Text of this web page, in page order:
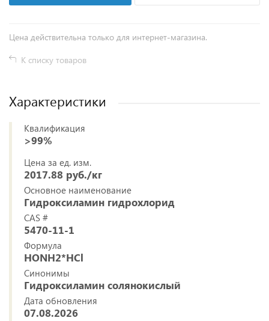
Цена действительна только для интернет-магазина.
К списку товаров
Характеристики
Квалификация
>99%
Цена за ед. изм.
2017.88 руб./кг
Основное наименование
Гидроксиламин гидрохлорид
CAS #
5470-11-1
Формула
HONH2*HCl
Синонимы
Гидроксиламин солянокислый
Дата обновления
07.08.2026